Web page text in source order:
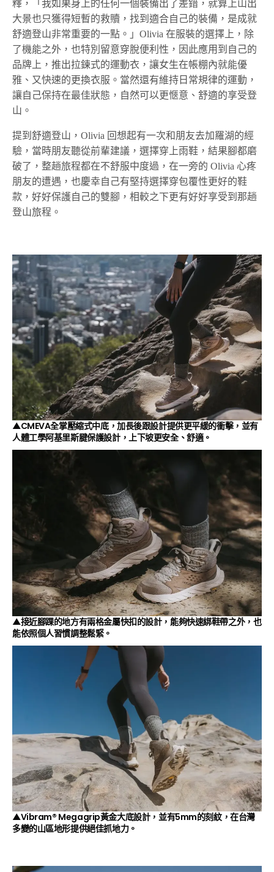
釋，「我如果身上的任何一個裝備出了差錯，就算上山出
大景也只獲得短暫的救贖，找到適合自己的裝備，是成就
舒適登山非常重要的一點。」Olivia 在服裝的選擇上，除
了機能之外，也特別留意穿脫便利性，因此應用到自己的
品牌上，推出拉鍊式的運動衣，讓女生在帳棚內就能優
雅、又快速的更換衣服。當然還有維持日常規律的運動，
讓自己保持在最佳狀態，自然可以更愜意、舒適的享受登
山。
提到舒適登山，Olivia 回想起有一次和朋友去加羅湖的經
驗，當時朋友聽從前輩建議，選擇穿上雨鞋，結果腳都磨
破了，整趟旅程都在不舒服中度過，在一旁的 Olivia 心疼
朋友的遭遇，也慶幸自己有堅持選擇穿包覆性更好的鞋
款，好好保護自己的雙腳，相較之下更有好好享受到那趟
登山旅程。
▲CMEVA全掌壓縮式中底，加長後跟設計提供更平緩的衝擊，並有
人體工學阿基里斯腱保護設計，上下坡更安全、舒適。
▲接近腳踝的地方有兩格金屬快扣的設計，能夠快速綁鞋帶之外，也
能依照個人習慣調整鬆緊。
▲Vibram® Megagrip黃金大底設計，並有5mm的刻紋，在台灣
多變的山區地形提供絕佳抓地力。